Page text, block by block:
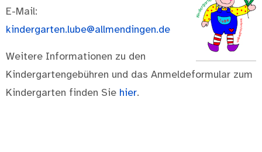
E-Mail:
kindergarten.lube@allmendingen.de
Weitere Informationen zu den
Kindergartengebühren und das Anmeldeformular zum
Kindergarten finden Sie hier.